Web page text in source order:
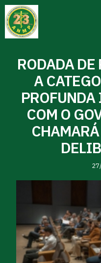
RODADA
A
COM O